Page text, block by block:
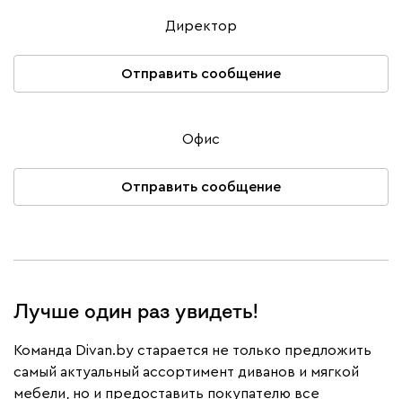
Директор
Отправить сообщение
Офис
Отправить сообщение
Лучше один раз увидеть!
Команда Divan.by старается не только предложить
самый актуальный ассортимент диванов и мягкой
мебели, но и предоставить покупателю все